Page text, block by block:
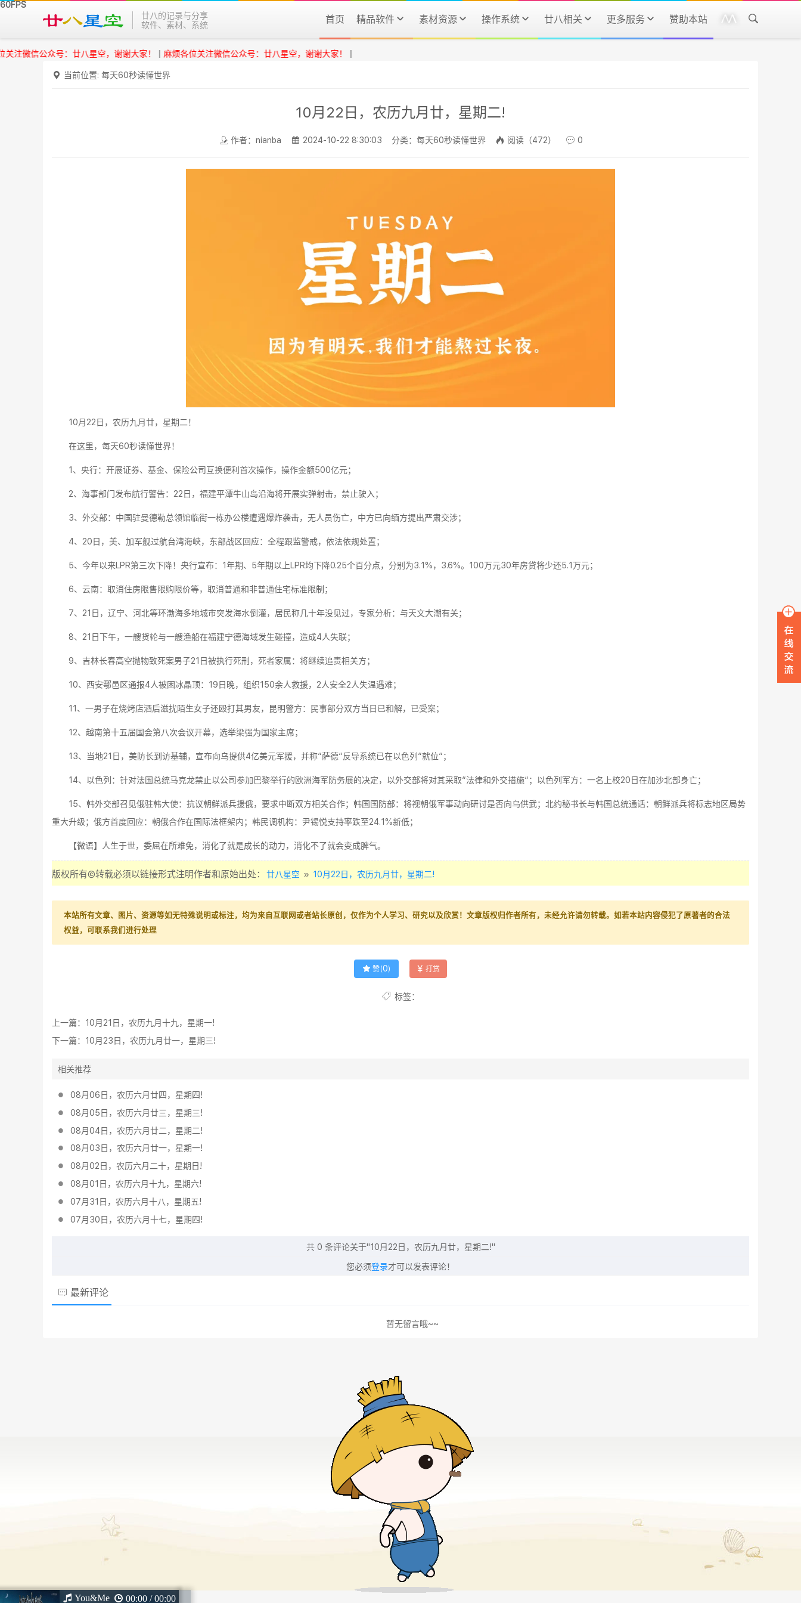
廿八的记录与分享
软件、素材、系统
首页 精品软件 素材资源 操作系统 廿八相关 更多服务 赞助本站
公众号：廿八星空，谢谢大家！|麻烦各位关注微信公众号：廿八星空，谢谢大家！|
当前位置: 每天60秒读懂世界
10月22日，农历九月廿，星期二!
作者：nianba 2024-10-22 8:30:03 分类：每天60秒读懂世界 阅读（472） 0
10月22日，农历九月廿，星期二！
在这里，每天60秒读懂世界！
1、央行：开展证券、基金、保险公司互换便利首次操作，操作金额500亿元；
2、海事部门发布航行警告：22日，福建平潭牛山岛沿海将开展实弹射击，禁止驶入；
3、外交部：中国驻曼德勒总领馆临街一栋办公楼遭遇爆炸袭击，无人员伤亡，中方已向缅方提出严肃交涉；
4、20日，美、加军舰过航台湾海峡，东部战区回应：全程跟监警戒，依法依规处置；
5、今年以来LPR第三次下降！央行宣布：1年期、5年期以上LPR均下降0.25个百分点，分别为3.1%，3.6%。100万元30年房贷将少还5.1万元；
6、云南：取消住房限售限购限价等，取消普通和非普通住宅标准限制；
7、21日，辽宁、河北等环渤海多地城市突发海水倒灌，居民称几十年没见过，专家分析：与天文大潮有关；
8、21日下午，一艘货轮与一艘渔船在福建宁德海域发生碰撞，造成4人失联；
9、吉林长春高空抛物致死案男子21日被执行死刑，死者家属：将继续追责相关方；
10、西安鄠邑区通报4人被困冰晶顶：19日晚，组织150余人救援，2人安全2人失温遇难；
11、一男子在烧烤店酒后滋扰陌生女子还殴打其男友，昆明警方：民事部分双方当日已和解，已受案；
12、越南第十五届国会第八次会议开幕，选举梁强为国家主席；
13、当地21日，美防长到访基辅，宣布向乌提供4亿美元军援，并称“萨德“反导系统已在以色列“就位“；
14、以色列：针对法国总统马克龙禁止以公司参加巴黎举行的欧洲海军防务展的决定，以外交部将对其采取“法律和外交措施“；以色列军方：一名上校20日在加沙北部身亡；
15、韩外交部召见俄驻韩大使：抗议朝鲜派兵援俄，要求中断双方相关合作；韩国国防部：将视朝俄军事动向研讨是否向乌供武；北约秘书长与韩国总统通话：朝鲜派兵将标志地区局势
重大升级；俄方首度回应：朝俄合作在国际法框架内；韩民调机构：尹锡悦支持率跌至24.1%新低；
【微语】人生于世，委屈在所难免，消化了就是成长的动力，消化不了就会变成脾气。
版权所有©转载必须以链接形式注明作者和原始出处： 廿八星空 » 10月22日，农历九月廿，星期二!
本站所有文章、图片、资源等如无特殊说明或标注，均为来自互联网或者站长原创，仅作为个人学习、研究以及欣赏！文章版权归作者所有，未经允许请勿转载。如若本站内容侵犯了原著者的合法
权益，可联系我们进行处理
赞(0) 打赏
标签：
上一篇： 10月21日，农历九月十九，星期一!
下一篇： 10月23日，农历九月廿一，星期三!
相关推荐
08月06日，农历六月廿四，星期四!
08月05日，农历六月廿三，星期三!
08月04日，农历六月廿二，星期二!
08月03日，农历六月廿一，星期一!
08月02日，农历六月二十，星期日!
08月01日，农历六月十九，星期六!
07月31日，农历六月十八，星期五!
07月30日，农历六月十七，星期四!
共 0 条评论关于"10月22日，农历九月廿，星期二!"
您必须登录才可以发表评论！
最新评论
暂无留言哦~~
You&Me 00:00 / 00:00